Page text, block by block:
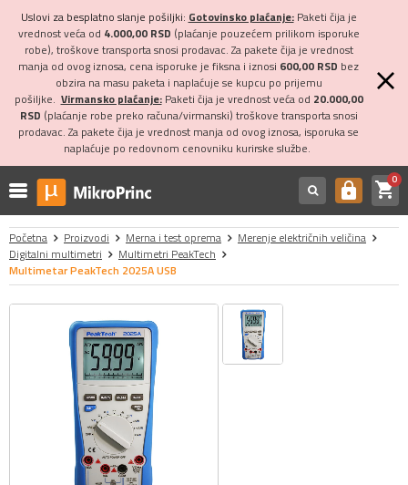
Uslovi za besplatno slanje pošiljki: Gotovinsko plaćanje:Paketi čija je
vrednost veća od 4.000,00 RSD (plaćanje pouzećem prilikom isporuke
robe), troškove transporta snosi prodavac. Za pakete čija je vrednost
manja od ovog iznosa, cena isporuke je fiksna i iznosi 600,00 RSD bez
obzira na masu paketa i naplaćuje se kupcu po prijemu
pošiljke. Virmansko plaćanje:Paketi čija je vrednost veća od 20.000,00
RSD (plaćanje robe preko računa/virmanski) troškove transporta snosi
prodavac. Za pakete čija je vrednost manja od ovog iznosa, isporuka se
naplaćuje po redovnom cenovniku kurirske službe.
https shopping_cart0
Početna Proizvodi Merna i test oprema
Merenje električnih veličina
Digitalni multimetri
Multimetri PeakTech
Multimetar PeakTech 2025A USB